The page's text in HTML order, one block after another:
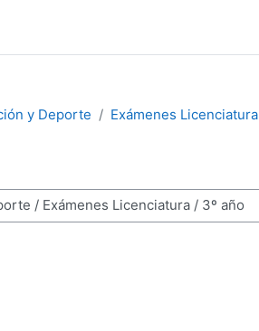
y Deporte Exámenes Licenciatura